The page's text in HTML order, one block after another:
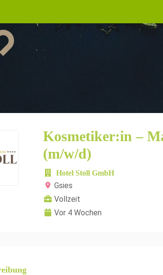
Kosmetiker:in –
(m/w/d)
Hotel Stoll GmbH
Gsies
Vollzeit
Vor 4 Wochen